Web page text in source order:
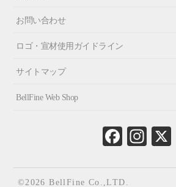
お問い合わせ
ロゴ・宣材使用ガイドライン
サイトマップ
BellFine Web Shop
Fa
ce
ok
In
st
©2026 BellFine Co.,LTD.